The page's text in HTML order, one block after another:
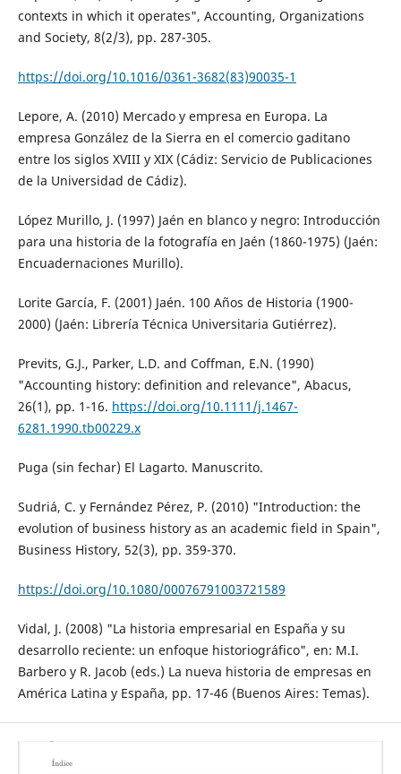
contexts in which it operates", Accounting, Organizations
and Society, 8(2/3), pp. 287-305.
https://doi.org/10.1016/0361-3682(83)90035-1
Lepore, A. (2010) Mercado y empresa en Europa. La
empresa González de la Sierra en el comercio gaditano
entre los siglos XVIII y XIX (Cádiz: Servicio de Publicaciones
de la Universidad de Cádiz).
López Murillo, J. (1997) Jaén en blanco y negro: Introducción
para una historia de la fotografía en Jaén (1860-1975) (Jaén:
Encuadernaciones Murillo).
Lorite García, F. (2001) Jaén. 100 Años de Historia (1900-
2000) (Jaén: Librería Técnica Universitaria Gutiérrez).
Previts, G.J., Parker, L.D. and Coffman, E.N. (1990)
"Accounting history: definition and relevance", Abacus,
26(1), pp. 1-16. https://doi.org/10.1111/j.1467-
6281.1990.tb00229.x
Puga (sin fechar) El Lagarto. Manuscrito.
Sudriá, C. y Fernández Pérez, P. (2010) "Introduction: the
evolution of business history as an academic field in Spain",
Business History, 52(3), pp. 359-370.
https://doi.org/10.1080/00076791003721589
Vidal, J. (2008) "La historia empresarial en España y su
desarrollo reciente: un enfoque historiográfico", en: M.I.
Barbero y R. Jacob (eds.) La nueva historia de empresas en
América Latina y España, pp. 17-46 (Buenos Aires: Temas).